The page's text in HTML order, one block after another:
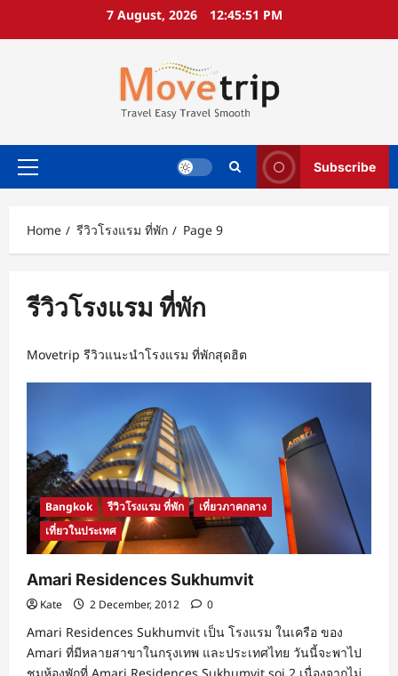
7 August, 2026 12:45:52 PM
Primary
Subscribe
Home รีวิวโรงแรม ที่พัก Page 9
รีวิวโรงแรม ที่พัก
Movetrip รีวิวแนะนำโรงแรม ที่พักสุดฮิต
Bangkok รีวิวโรงแรม ที่พัก
เที่ยวภาคกลาง
เที่ยวในประเทศ
Amari Residences Sukhumvit
Kate 2 December, 2012 0
Amari Residences Sukhumvit เป็น โรงแรม ในเครือ ของ
Amari ที่มีหลายสาขาในกรุงเทพ และประเทศไทย วันนี้จะพาไป